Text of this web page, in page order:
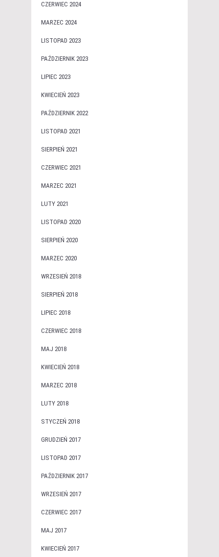
CZERWIEC 2024
MARZEC 2024
LISTOPAD 2023
PAŹDZIERNIK 2023
LIPIEC 2023
KWIECIEŃ 2023
PAŹDZIERNIK 2022
LISTOPAD 2021
SIERPIEŃ 2021
CZERWIEC 2021
MARZEC 2021
LUTY 2021
LISTOPAD 2020
SIERPIEŃ 2020
MARZEC 2020
WRZESIEŃ 2018
SIERPIEŃ 2018
LIPIEC 2018
CZERWIEC 2018
MAJ 2018
KWIECIEŃ 2018
MARZEC 2018
LUTY 2018
STYCZEŃ 2018
GRUDZIEŃ 2017
LISTOPAD 2017
PAŹDZIERNIK 2017
WRZESIEŃ 2017
CZERWIEC 2017
MAJ 2017
KWIECIEŃ 2017